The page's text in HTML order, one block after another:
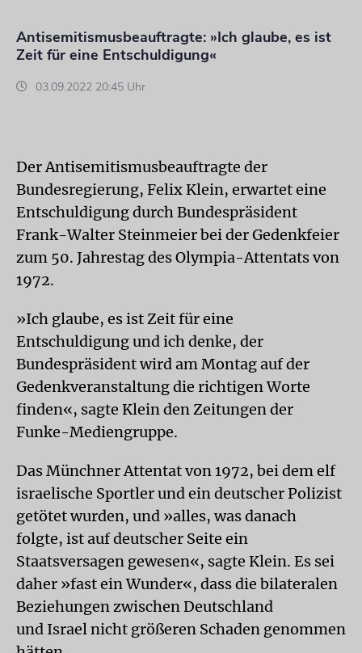
Antisemitismusbeauftragte: »Ich glaube, es ist
Zeit für eine Entschuldigung«
03.09.2022 20:45 Uhr
Der Antisemitismusbeauftragte der
Bundesregierung, Felix Klein, erwartet eine
Entschuldigung durch Bundespräsident
Frank-Walter Steinmeier bei der Gedenkfeier
zum 50. Jahrestag des Olympia-Attentats von
1972.
»Ich glaube, es ist Zeit für eine
Entschuldigung und ich denke, der
Bundespräsident wird am Montag auf der
Gedenkveranstaltung die richtigen Worte
finden«, sagte Klein den Zeitungen der
Funke-Mediengruppe.
Das Münchner Attentat von 1972, bei dem elf
israelische Sportler und ein deutscher Polizist
getötet wurden, und »alles, was danach
folgte, ist auf deutscher Seite ein
Staatsversagen gewesen«, sagte Klein. Es sei
daher »fast ein Wunder«, dass die bilateralen
Beziehungen zwischen Deutschland
und Israel nicht größeren Schaden genommen